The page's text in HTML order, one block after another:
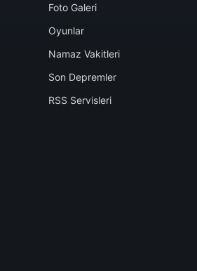
Foto Galeri
Oyunlar
Namaz Vakitleri
Son Depremler
RSS Servisleri